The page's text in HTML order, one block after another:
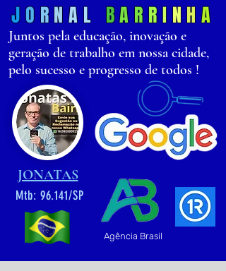
JO RNAL BARRI NHA
Juntos pela educação, inovação e
geração de trabalho em nossa cidade,
pelo sucesso e progresso de todos !
JONATAS
Mtb: 96.141/SP
Agência Brasil